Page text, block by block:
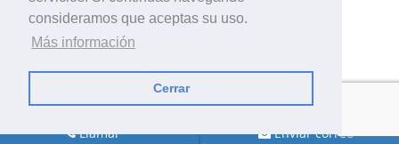
consideramos que aceptas su uso.
Más información
Cerrar
Llamar Enviar correo